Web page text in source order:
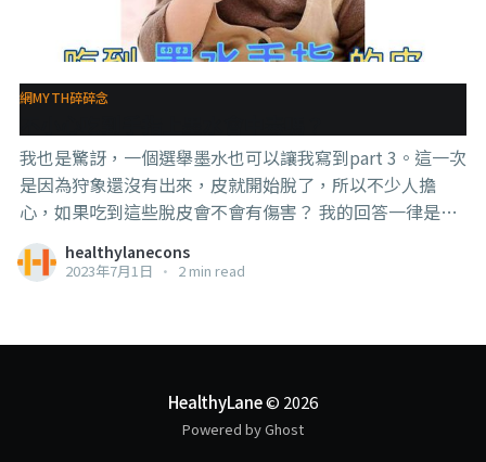
網MYTH碎碎念
我也是驚訝，一個選舉墨水也可以讓我寫到part 3。這一次
是因為狩象還沒有出來，皮就開始脫了，所以不少人擔
心，如果吃到這些脫皮會不會有傷害？ 我的回答一律是：
“沒有，沒有問題” 就有聰明的網友來說：“蛤～這是銀
哦～銀是重金屬哦，現在這些銀在我手指上這麼多，然後
毒的問題, 那舊冠時期那些吹到亂的銀啊銅啊的洗手液、清
以預防老人癡呆的時候，怎麼你們就沒有這麼擔心了？ 要
知道蛤，那些洗手液清潔液裡面的金屬還是屬於活潑性質
healthylanecons
2023年7月1日 • 2 min read
HealthyLane© 2026
Powered by Ghost